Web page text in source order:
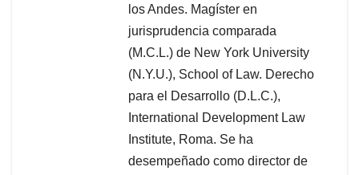
los Andes. Magíster en
jurisprudencia comparada
(M.C.L.) de New York University
(N.Y.U.), School of Law. Derecho
para el Desarrollo (D.L.C.),
International Development Law
Institute, Roma. Se ha
desempeñado como director de